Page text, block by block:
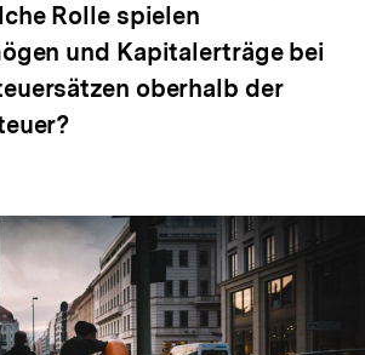
Rolle spielen
und Kapitalerträge bei
oberhalb der